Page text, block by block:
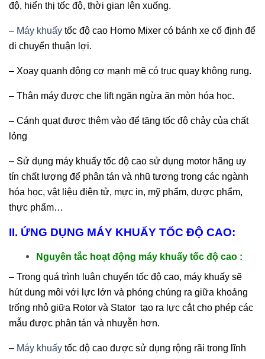
độ, hiển thị tốc độ, thời gian lên xuống.
– Máy khuấy tốc độ cao Homo Mixer có bánh xe cố định để
di chuyển thuận lợi.
– Xoay quanh động cơ mạnh mẽ có trục quay không rung.
– Thân máy được che lift ngăn ngừa ăn mòn hóa học.
– Cánh quạt được thêm vào để tăng tốc độ chảy của chất
lỏng
– Sử dụng máy khuấy tốc độ cao sử dụng motor hãng uy
tín chất lượng để phân tán và nhũ tương trong các ngành
hóa học, vật liệu điện tử, mực in, mỹ phẩm, dược phẩm,
thực phẩm…
II. ỨNG DỤNG MÁY KHUẤY TỐC ĐỘ CAO:
Nguyên tắc hoạt động máy khuấy tốc độ cao :
– Trong quá trình luân chuyển tốc độ cao, máy khuấy sẽ
hút dung môi với lực lớn và phóng chúng ra giữa khoảng
trống nhỏ giữa Rotor và Stator tạo ra lực cắt cho phép các
mẫu được phân tán và nhuyễn hơn.
– Máy khuấy tốc độ cao được sử dụng rộng rãi trong lĩnh